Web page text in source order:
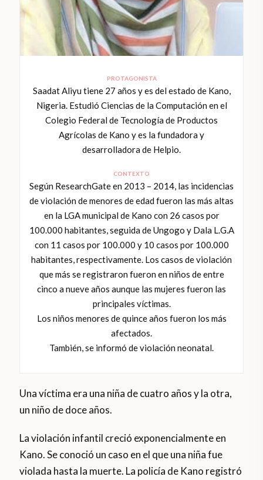
PROTAGONISTA
Saadat Aliyu tiene 27 años y es del estado de Kano,
Nigeria. Estudió Ciencias de la Computación en el
Colegio Federal de Tecnología de Productos
Agrícolas de Kano y es la fundadora y
desarrolladora de Helpio.
CONTEXTO
Según ResearchGate en 2013 – 2014, las incidencias
de violación de menores de edad fueron las más altas
en la LGA municipal de Kano con 26 casos por
100.000 habitantes, seguida de Ungogo y Dala L.G.A
con 11 casos por 100.000 y 10 casos por 100.000
habitantes, respectivamente. Los casos de violación
que más se registraron fueron en niños de entre
cinco a nueve años aunque las mujeres fueron las
principales víctimas.
Los niños menores de quince años fueron los más
afectados.
También, se informó de violación neonatal.
Una víctima era una niña de cuatro años y la otra,
un niño de doce años.
La violación infantil creció exponencialmente en
Kano. Se conoció un caso en el que una niña fue
violada hasta la muerte. La policía de Kano registró